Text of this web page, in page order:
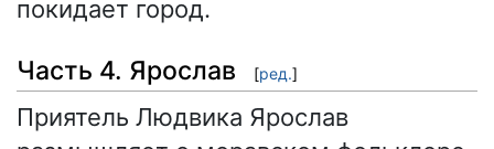
покидает город.
Часть 4. Ярослав [ред.]
Приятель Людвика Ярослав